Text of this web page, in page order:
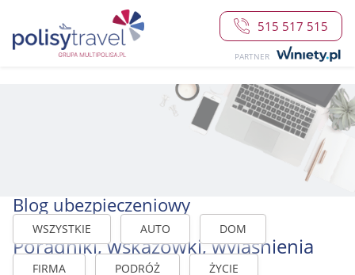
515 517 515
PARTNER
Blog ubezpieczeniowy
Poradniki, wskazówki, wyjaśnienia
WSZYSTKIE AUTO DOM
FIRMA PODRÓŻ ŻYCIE